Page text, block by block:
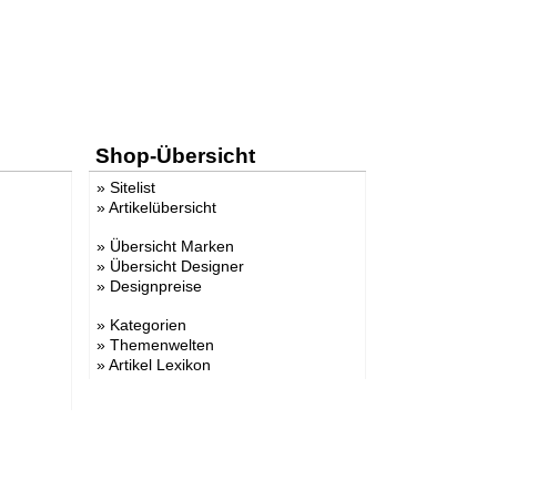
Shop-Übersicht
» Sitelist
»Artikelübersicht
» Übersicht Marken
» Übersicht Designer
» Designpreise
» Kategorien
» Themenwelten
»Artikel Lexikon